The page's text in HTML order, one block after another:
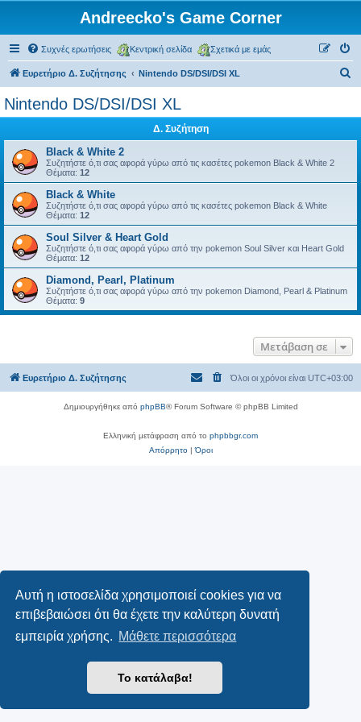
Αυτή η ιστοσελίδα χρησιμοποιεί cookies για να
επιβεβαιώσει ότι θα έχετε την καλύτερη δυνατή
εμπειρία χρήσης. Μάθετε περισσότερα
Το κατάλαβα!
Andreecko's Game Corner
Συχνές ερωτήσεις Κεντρική σελίδα Σχετικά με εμάς
Ευρετήριο Δ. Συζήτησης Nintendo DS/DSI/DSI XL
η
Nintendo DS/DSI/DSI XL
Δ. Συζήτηση
Black & White 2
Συζητήστε ό,τι σας αφορά γύρω από τις κασέτες pokemon Black & White 2
Θέματα: 12
Black & White
Συζητήστε ό,τι σας αφορά γύρω από τις κασέτες pokemon Black & White
Θέματα: 12
Soul Silver & Heart Gold
Συζητήστε ό,τι σας αφορά γύρω από την pokemon Soul Silver και Heart Gold
Θέματα: 12
Diamond, Pearl, Platinum
Συζητήστε ό,τι σας αφορά γύρω από την pokemon Diamond, Pearl & Platinum
Θέματα: 9
Μετάβαση σε
Ευρετήριο Δ. Συζήτησης Όλοι οι χρόνοι είναι UTC+03:00
Δημιουργήθηκε από phpBB® Forum Software © phpBB Limited
Ελληνική μετάφραση από το phpbbgr.com
Απόρρητο|Όροι